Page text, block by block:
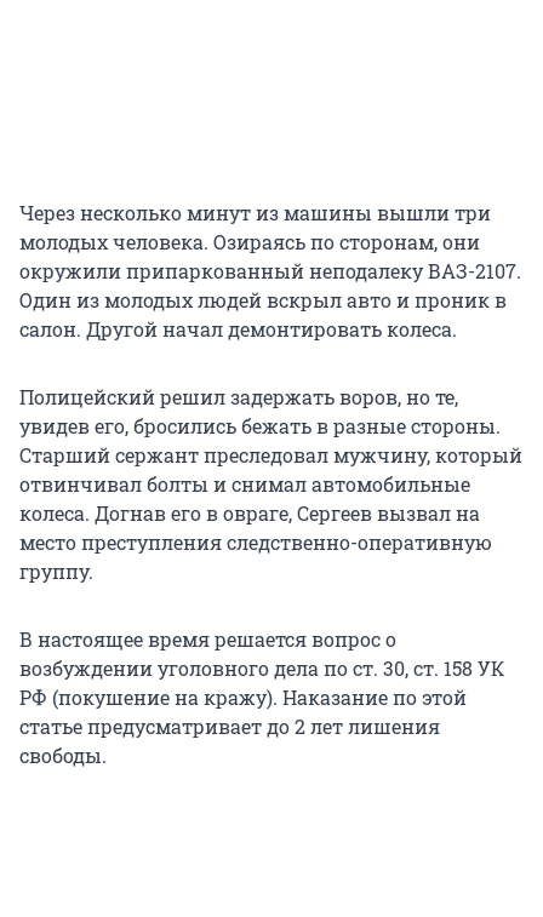
Через несколько минут из машины вышли три
молодых человека. Озираясь по сторонам, они
окружили припаркованный неподалеку ВАЗ-2107.
Один из молодых людей вскрыл авто и проник в
салон. Другой начал демонтировать колеса.
Полицейский решил задержать воров, но те,
увидев его, бросились бежать в разные стороны.
Старший сержант преследовал мужчину, который
отвинчивал болты и снимал автомобильные
колеса. Догнав его в овраге, Сергеев вызвал на
место преступления следственно-оперативную
группу.
В настоящее время решается вопрос о
возбуждении уголовного дела по ст. 30, ст. 158 УК
РФ (покушение на кражу). Наказание по этой
статье предусматривает до 2 лет лишения
свободы.